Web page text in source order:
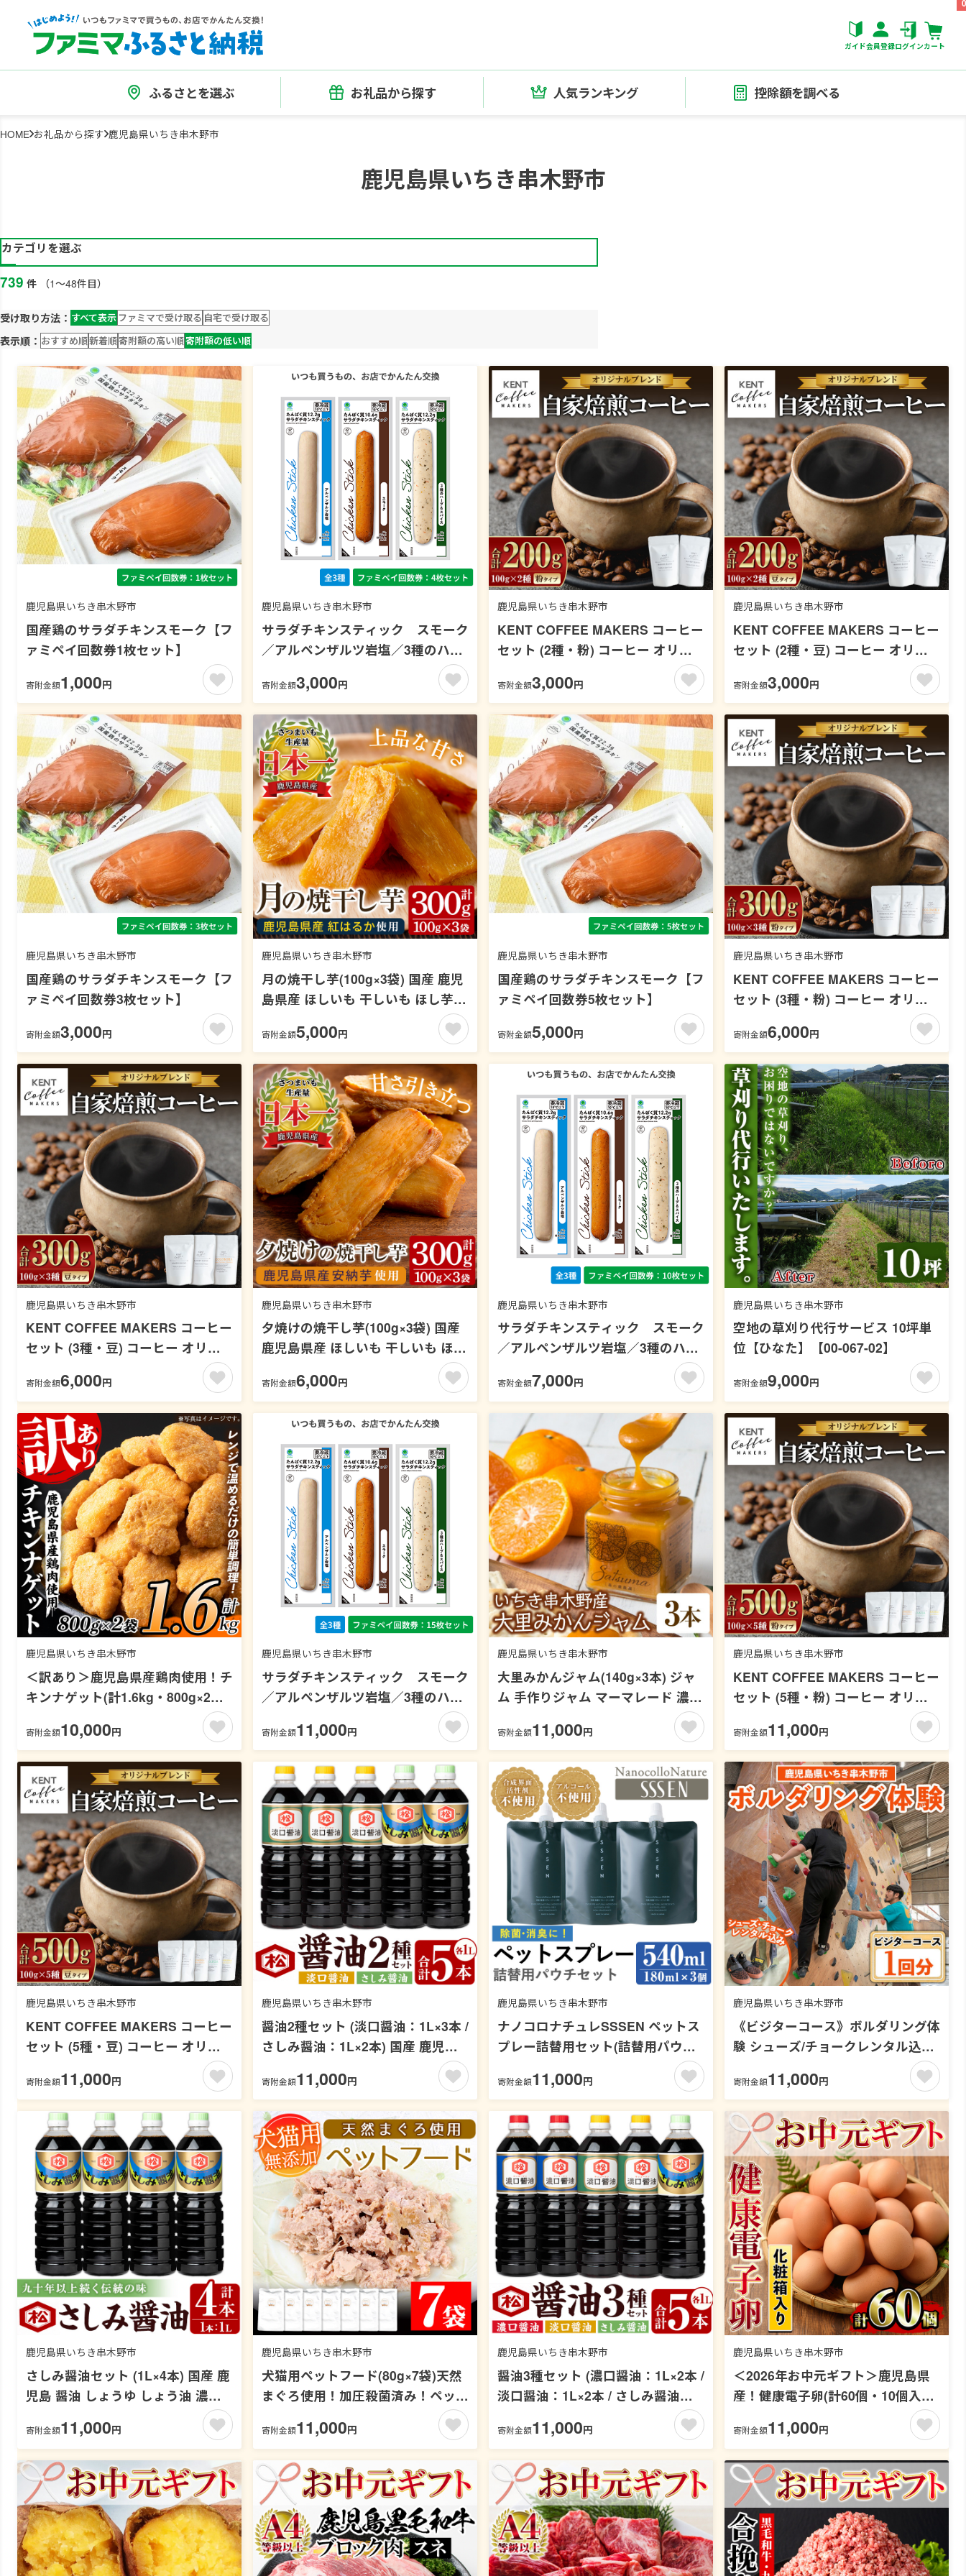
ガイド会員登録ログインカート
ふるさとを選ぶ お礼品から探す 人気ランキング 控除額を調べる
HOME お礼品から探す 鹿児島県いちき串木野市
鹿児島県いちき串木野市
カテゴリを選ぶ
739 件 （1～48件目）
受け取り方法： すべて表示ファミマで受け取る 自宅で受け取る
表示順： おすすめ順新着順寄附額の高い順寄附額の低い順
鹿児島県いちき串木野市
国産鶏のサラダチキンスモーク【フ
ァミペイ回数券1枚セット】
寄附金額1,000円
鹿児島県いちき串木野市
サラダチキンスティック スモーク
／アルペンザルツ岩塩／3種のハー
ブ＆スパイス【ファミペイ回数券4
枚セット】
寄附金額3,000円
鹿児島県いちき串木野市
KENT COFFEE MAKERS コーヒー
セット (2種・粉) コーヒー オリジ
ナルコーヒー 珈琲 コーヒー豆 珈琲
豆セット ケントコーヒー 飲み比べ
セット メール便 常温 常温配送 常
温保存 1万円以下 【KENT
COFFEE MAKERS】【00-131-
06】
寄附金額3,000円
鹿児島県いちき串木野市
KENT COFFEE MAKERS コーヒー
セット (2種・豆) コーヒー オリジ
ナルコーヒー 珈琲 コーヒー豆 珈琲
豆セット ケントコーヒー 飲み比べ
セット メール便 常温 常温配送 常
温保存 1万円以下 【KENT
COFFEE MAKERS】【00-131-
01】
寄附金額3,000円
鹿児島県いちき串木野市
国産鶏のサラダチキンスモーク【フ
ァミペイ回数券3枚セット】
寄附金額3,000円
鹿児島県いちき串木野市
月の焼干し芋(100g×3袋) 国産 鹿児
島県産 ほしいも 干しいも ほし芋
紅はるか べにはるか スイーツ おや
つ お菓子 菓子 常温 常温配送 常温
062-06】
寄附金額5,000円
鹿児島県いちき串木野市
国産鶏のサラダチキンスモーク【フ
ァミペイ回数券5枚セット】
寄附金額5,000円
鹿児島県いちき串木野市
KENT COFFEE MAKERS コーヒー
セット (3種・粉) コーヒー オリジ
ナルコーヒー 珈琲 コーヒー豆 珈琲
豆セット ケントコーヒー 飲み比べ
温保存 1万円以下 【KENT
COFFEE MAKERS】【00-131-
07】
寄附金額6,000円
鹿児島県いちき串木野市
KENT COFFEE MAKERS コーヒー
セット (3種・豆) コーヒー オリジ
ナルコーヒー 珈琲 コーヒー豆 珈琲
豆セット ケントコーヒー 飲み比べ
温保存 1万円以下 【KENT
COFFEE MAKERS】【00-131-
02】
寄附金額6,000円
鹿児島県いちき串木野市
夕焼けの焼干し芋(100g×3袋) 国産
鹿児島県産 ほしいも 干しいも ほし
芋 安納芋 スイーツ おやつ お菓子
菓子 常温 常温配送 常温保存 メー
寄附金額6,000円
鹿児島県いちき串木野市
サラダチキンスティック スモーク
／アルペンザルツ岩塩／3種のハー
ブ＆スパイス【ファミペイ回数券
10枚セット】
寄附金額7,000円
鹿児島県いちき串木野市
空地の草刈り代行サービス 10坪単
位【ひなた】【00-067-02】
寄附金額9,000円
鹿児島県いちき串木野市
＜訳あり＞鹿児島県産鶏肉使用！チ
キンナゲット(計1.6kg・800g×2袋)
鶏 唐揚げ 調理済 レンジ 肉 惣菜 お
かず 時短 冷凍 人気 セット 弁当 小
分け 1万円 1万円以下【鹿児島協同
食品】【99-008-25】
寄附金額10,000円
鹿児島県いちき串木野市
サラダチキンスティック スモーク
／アルペンザルツ岩塩／3種のハー
ブ＆スパイス【ファミペイ回数券
15枚セット】
寄附金額11,000円
鹿児島県いちき串木野市
大里みかんジャム(140g×3本) ジャ
ム 手作りジャム マーマレード 濃厚
みかん ミカン 蜜柑 フルーツ 果物
朝食 パン 鹿児島 常温 贈答 プレゼ
ント【森の蔵農園】【00-072-01】
寄附金額11,000円
鹿児島県いちき串木野市
KENT COFFEE MAKERS コーヒー
セット (5種・粉) コーヒー オリジ
ナルコーヒー 珈琲 コーヒー豆 珈琲
豆セット ケントコーヒー 飲み比べ
セット 常温 常温配送 常温保存
【KENT COFFEE MAKERS】
【00-131-09】
寄附金額11,000円
鹿児島県いちき串木野市
KENT COFFEE MAKERS コーヒー
セット (5種・豆) コーヒー オリジ
ナルコーヒー 珈琲 コーヒー豆 珈琲
豆セット ケントコーヒー 飲み比べ
【KENT COFFEE MAKERS】
【00-131-04】
寄附金額11,000円
鹿児島県いちき串木野市
醤油2種セット (淡口醤油：1L×3本 /
さしみ醤油：1L×2本) 国産 鹿児島
醤油 しょうゆ しょう油 淡口 薄口
うすくち さしみ 刺身 てづくり 調
物 冷奴 漬物【松藤味噌醤油醸造工
場】【00-128-04】
寄附金額11,000円
鹿児島県いちき串木野市
ナノコロナチュレSSSEN ペットス
プレー詰替用セット(詰替用パウ
チ：180ml×3個) ペットスプレー 洗
浄 除菌 消臭 ペット用品 衛生用品
【Nexting】【00-113-07】
寄附金額11,000円
鹿児島県いちき串木野市
《ビジターコース》ボルダリング体
験 シューズ/チョークレンタル込プ
ラン(1回分) 鹿児島 いちき串木野
体験 1日体験 アクティビティ お出
ル 初心者歓迎 優待券 施設利用 ク
ライミング【蔵】【00-122-01】
寄附金額11,000円
鹿児島県いちき串木野市
さしみ醤油セット (1L×4本) 国産 鹿
児島 醤油 しょうゆ しょう油 濃口
こいくち さしみ 刺身 てづくり 調
味料 加工品 加工食品 卓上 大豆 煮
【00-128-05】
寄附金額11,000円
鹿児島県いちき串木野市
犬猫用ペットフード(80g×7袋)天然
まぐろ使用！加圧殺菌済み！ペット
フード えさ 餌 猫用 犬用 動物用食
品 まぐろ 鮪 マグロ 骨なし ミンチ
ード 常温 ギフト 贈答【エーエフ企
画】【00-057-36】
寄附金額11,000円
鹿児島県いちき串木野市
醤油3種セット (濃口醤油：1L×2本 /
淡口醤油：1L×2本 / さしみ醤油：
1L×1本) 国産 鹿児島 醤油 しょうゆ
しょう油 濃口 こいくち 淡口 薄口
味料 加工品 加工食品 卓上 大豆 煮
物 冷奴【松藤味噌醤油醸造工場】
【00-128-02】
寄附金額11,000円
鹿児島県いちき串木野市
＜2026年お中元ギフト＞鹿児島県
産！健康電子卵(計60個・10個入り
×6P) 国産 九州産 たまご タマゴ 玉
子 生たまご 親鳥 親鶏 新鮮 鶏卵 小
保障 安心 安全【峯元養鶏】【00-
095-03-R8OC】
寄附金額11,000円